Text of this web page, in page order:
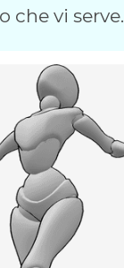
che vi serve.